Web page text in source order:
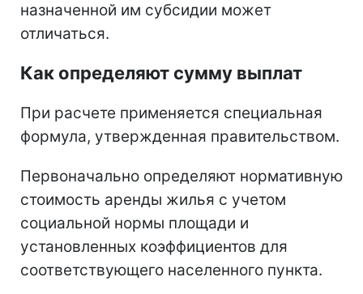
назначенной им субсидии может
отличаться.
Как определяют сумму выплат
При расчете применяется специальная
формула, утвержденная правительством.
Первоначально определяют нормативную
стоимость аренды жилья с учетом
социальной нормы площади и
установленных коэффициентов для
соответствующего населенного пункта.